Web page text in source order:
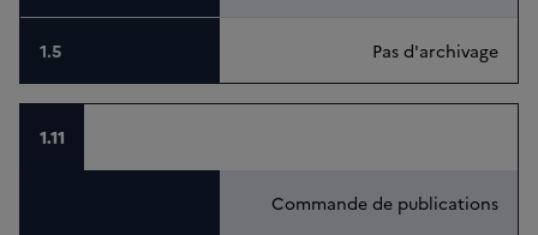
Pas d'archivage
1.11
Commande de publications